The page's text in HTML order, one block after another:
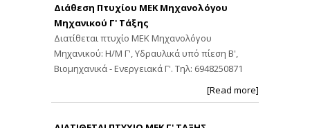
Διάθεση Πτυχίου ΜΕΚ Μηχανολόγου
Μηχανικού Γ' Τάξης
Διατίθεται πτυχίο ΜΕΚ Μηχανολόγου
Μηχανικού: Η/Μ Γ', Υδραυλικά υπό πίεση Β',
Βιομηχανικά - Ενεργειακά Γ'. Τηλ: 6948250871
[Read more]